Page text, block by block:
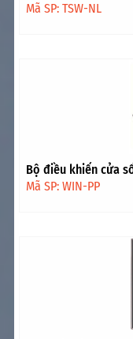
Mã SP: TSW-NL
Bộ điều khiển cửa
Mã SP: WIN-PP